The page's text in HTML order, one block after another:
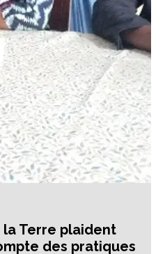
la Terre plaident
des pratiques